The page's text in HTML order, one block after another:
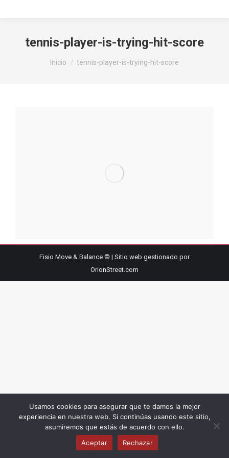
tennis-player-is-trying-hit-score
Estás aquí:
Inicio tennis-player-is-trying-hit-score
Fisio Move & Balance © | Sitio web gestionado por
OrionStreet.com
Usamos cookies para asegurar que te damos la mejor
experiencia en nuestra web. Si continúas usando este sitio,
asumiremos que estás de acuerdo con ello.
Aceptar
Rechazar